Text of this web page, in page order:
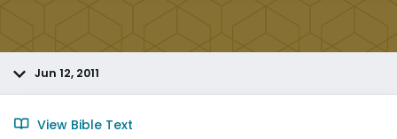
Jun 12, 2011
View Bible Text